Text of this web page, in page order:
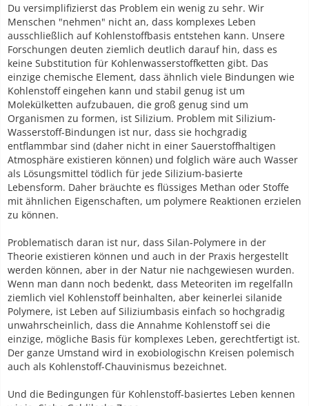
Du versimplifizierst das Problem ein wenig zu sehr. Wir
Menschen "nehmen" nicht an, dass komplexes Leben
ausschließlich auf Kohlenstoffbasis entstehen kann. Unsere
Forschungen deuten ziemlich deutlich darauf hin, dass es
keine Substitution für Kohlenwasserstoffketten gibt. Das
einzige chemische Element, dass ähnlich viele Bindungen wie
Kohlenstoff eingehen kann und stabil genug ist um
Molekülketten aufzubauen, die groß genug sind um
Organismen zu formen, ist Silizium. Problem mit Silizium-
Wasserstoff-Bindungen ist nur, dass sie hochgradig
entflammbar sind (daher nicht in einer Sauerstoffhaltigen
Atmosphäre existieren können) und folglich wäre auch Wasser
als Lösungsmittel tödlich für jede Silizium-basierte
Lebensform. Daher bräuchte es flüssiges Methan oder Stoffe
mit ähnlichen Eigenschaften, um polymere Reaktionen erzielen
zu können.
Problematisch daran ist nur, dass Silan-Polymere in der
Theorie existieren können und auch in der Praxis hergestellt
werden können, aber in der Natur nie nachgewiesen wurden.
Wenn man dann noch bedenkt, dass Meteoriten im regelfalln
ziemlich viel Kohlenstoff beinhalten, aber keinerlei silanide
Polymere, ist Leben auf Siliziumbasis einfach so hochgradig
unwahrscheinlich, dass die Annahme Kohlenstoff sei die
einzige, mögliche Basis für komplexes Leben, gerechtfertigt ist.
Der ganze Umstand wird in exobiologischn Kreisen polemisch
auch als Kohlenstoff-Chauvinismus bezeichnet.
Und die Bedingungen für Kohlenstoff-basiertes Leben kennen